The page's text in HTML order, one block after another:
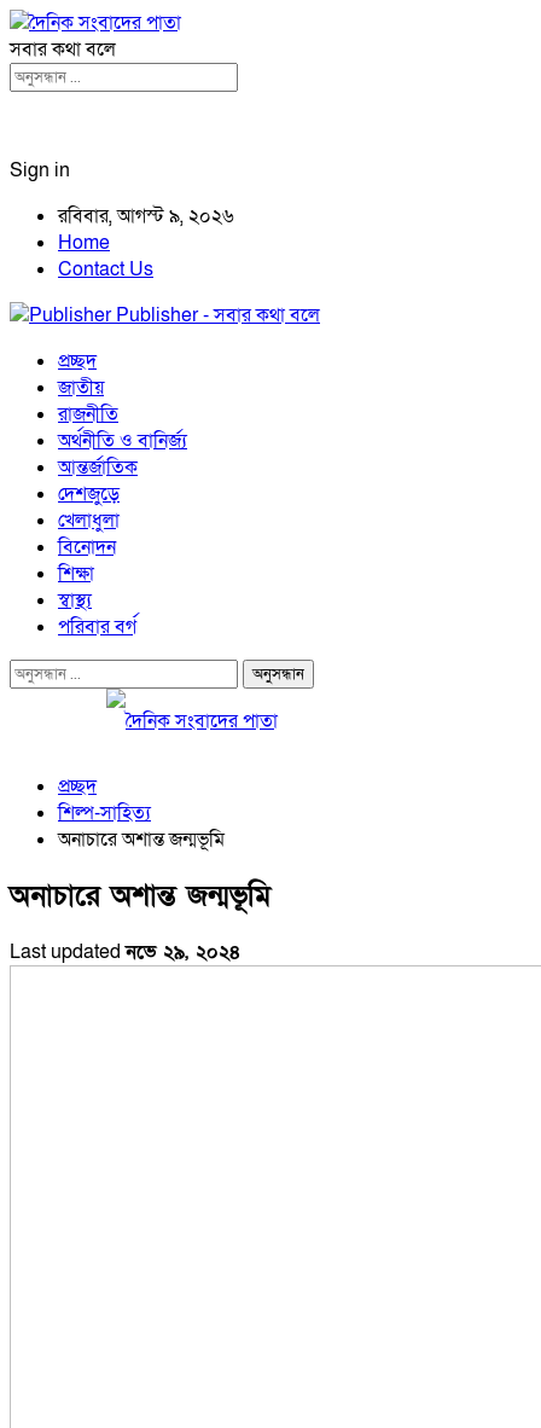
সবার কথা বলে
Sign in
রবিবার, আগস্ট ৯, ২০২৬
Home
Contact Us
Publisher - সবার কথা বলে
প্রচ্ছদ
জাতীয়
রাজনীতি
অর্থনীতি ও বানির্জ্য
আন্তর্জাতিক
দেশজুড়ে
খেলাধুলা
বিনোদন
শিক্ষা
স্বাস্থ্য
পরিবার বর্গ
প্রচ্ছদ
শিল্প-সাহিত্য
অনাচারে অশান্ত জন্মভূমি
অনাচারে অশান্ত জন্মভূমি
Last updatedনভে ২৯, ২০২৪